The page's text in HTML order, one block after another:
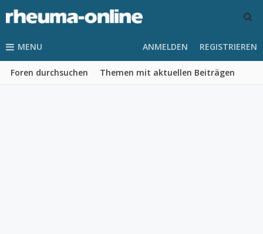
MENU
Foren durchsuchen Themen mit aktuellen Beiträgen
ANMELDEN REGISTRIEREN